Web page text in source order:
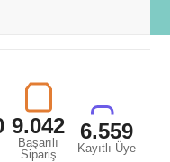
9.042
Başarılı
Sipariş
6.559
Kayıtlı Üye